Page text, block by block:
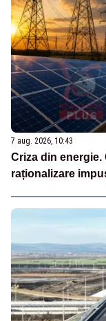
7 aug. 2026, 10:43
Criza din energie.
raționalizare